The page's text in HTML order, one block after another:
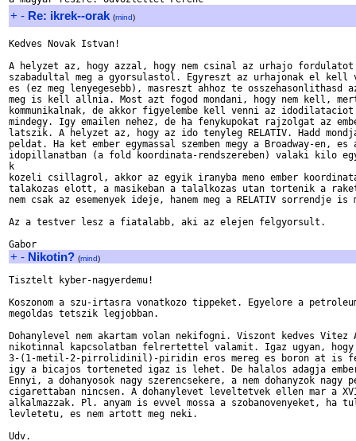
+ - Re: ikrek--orak (mind)
Kedves Novak Istvan!
A helyzet az, hogy azzal, hogy nem csinal az urhajo fordulatot
szabadultal meg a gyorsulastol. Egyreszt az urhajonak el kell
es (ez meg lenyegesebb), masreszt ahhoz te osszehasonlithasd
meg is kell allnia. Most azt fogod mondani, hogy nem kell,
kommunikalnak, de akkor figyelembe kell venni az
mindegy. Igy emailen nehez, de ha fenykupokat rajzolgat az
latszik. A helyzet az, hogy az ido tenyleg RELATIV. Hadd
peldat. Ha ket ember egymassal szemben megy a Broadway-en, es
idopillanatban (a fold koordinata-rendszereben) valaki kilo
k
kozeli csillagrol, akkor az egyik iranyba meno ember
talakozas elott, a masikeban a talalkozas utan tortenik a
nem csak az esemenyek ideje, hanem meg a RELATIV sorrendje
Az a testver lesz a fiatalabb, aki az elejen felgyorsult.
+ - Nikotin? (mind)
Tisztelt kyber-nagyerdemu!
Koszonom a szu-irtasra vonatkozo tippeket. Egyelore a
megoldas tetszik legjobban.
Dohanylevel nem akartam volan nekifogni. Viszont kedves Vitez
nikotinnal kapcsolatban felrertettel valamit. Igaz ugyan, hogy
3-(1-metil-2-pirrolidinil)-piridin eros mereg es boron at is
igy a bicajos torteneted igaz is lehet. De halalos adagja
Ennyi, a dohanyosok nagy szerencsekere, a nem dohanyzok nagy
cigarettaban nincsen. A dohanylevet leveltetvek ellen mar a
alkalmazzak. Pl. anyam is evvel mossa a szobanovenyeket, ha
levletetu, es nem artott meg neki.
Udv.